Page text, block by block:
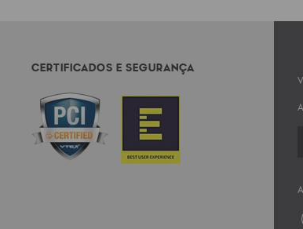
CERTIFICADOS E SEGURANÇA